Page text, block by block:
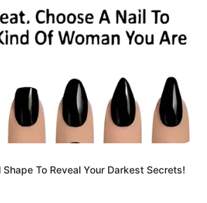
Bauern schon seit Jahrtausenden
To Reveal Your Darkest Secrets!